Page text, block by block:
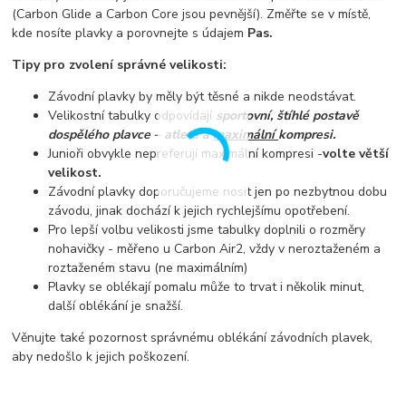
(Carbon Glide a Carbon Core jsou pevnější). Změřte se v místě,
kde nosíte plavky a porovnejte s údajem Pas.
Tipy pro zvolení správné velikosti:
Závodní plavky by měly být těsné a nikde neodstávat.
Velikostní tabulky odpovídají sportovní, štíhlé postavě
dospělého plavce – atleta amaximálníkompresi.
Junioři obvykle nepreferují maximální kompresi -volte větší
velikost.
Závodní plavky doporučujeme nosit jen po nezbytnou dobu
závodu, jinak dochází k jejich rychlejšímu opotřebení.
Pro lepší volbu velikosti jsme tabulky doplnili o rozměry
nohavičky - měřeno u Carbon Air2, vždy v neroztaženém a
roztaženém stavu (ne maximálním)
Plavky se oblékají pomalu může to trvat i několik minut,
další oblékání je snažší.
Věnujte také pozornost správnému oblékání závodních plavek,
aby nedošlo k jejich poškození.